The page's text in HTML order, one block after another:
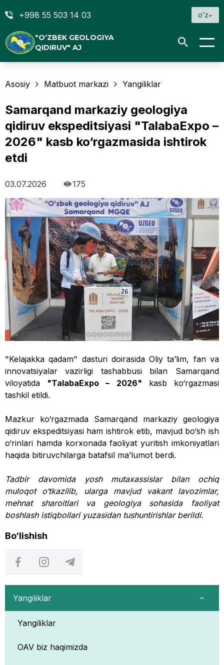
+998 55 503 14 03 oʻz
"O‘ZBEK GEOLOGIYA
QIDIRUV" AJ
Asosiy Matbuot markazi Yangiliklar
Samarqand markaziy geologiya
qidiruv ekspeditsiyasi "TalabaExpo –
2026" kasb ko‘rgazmasida ishtirok
etdi
03.07.2026 175
"Kelajakka qadam" dasturi doirasida Oliy ta’lim, fan va
innovatsiyalar vazirligi tashabbusi bilan Samarqand
viloyatida "TalabaExpo – 2026" kasb ko‘rgazmasi
tashkil etildi.
Mazkur ko‘rgazmada Samarqand markaziy geologiya
qidiruv ekspeditsiyasi ham ishtirok etib, mavjud bo‘sh ish
o‘rinlari hamda korxonada faoliyat yuritish imkoniyatlari
haqida bitiruvchilarga batafsil ma’lumot berdi.
Tadbir davomida yosh mutaxassislar bilan ochiq
muloqot o‘tkazilib, ularga mavjud vakant lavozimlar,
mehnat sharoitlari va geologiya sohasida faoliyat
boshlash istiqbollari yuzasidan tushuntirishlar berildi.
Bo‘lishish
Yangiliklar
Yangiliklar
OAV biz haqimizda